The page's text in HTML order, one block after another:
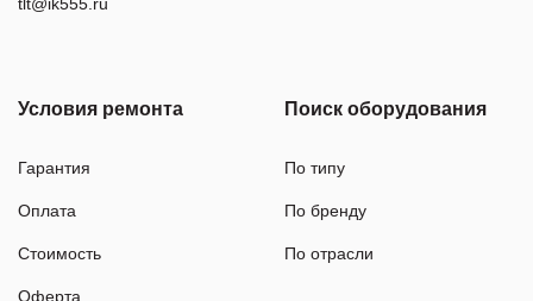
tlt@ik555.ru
Условия ремонта
Гарантия
Оплата
Стоимость
Оферта
Поиск оборудования
По типу
По бренду
По отрасли